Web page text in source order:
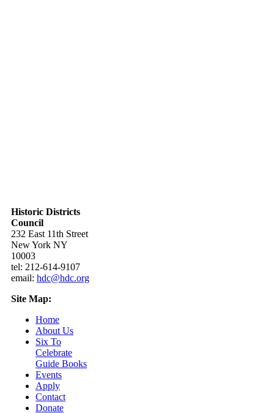
Historic Districts
Council
232 East 11th Street
New York NY
10003
tel: 212-614-9107
email: hdc@hdc.org
Site Map:
Home
About Us
Six To
Celebrate
Guide Books
Events
Apply
Contact
Donate